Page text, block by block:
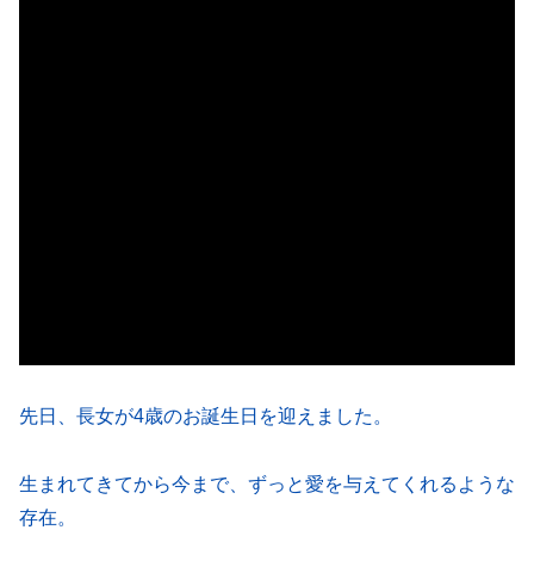
先日、長女が4歳のお誕生日を迎えました。
生まれてきてから今まで、ずっと愛を与えてくれるような
存在。